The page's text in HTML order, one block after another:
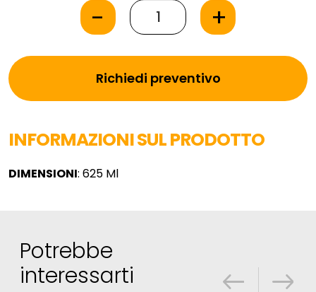
- +
Richiedi preventivo
INFORMAZIONI SUL PRODOTTO
DIMENSIONI: 625 Ml
Potrebbe
interessarti